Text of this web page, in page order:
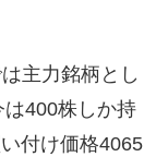
主力銘柄とし
400株しか持
付け価格4065